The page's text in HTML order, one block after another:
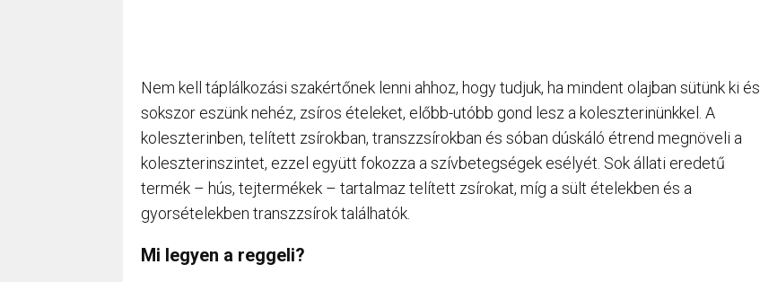
Nem kell táplálkozási szakértőnek lenni ahhoz, hogy tudjuk, ha mindent olajban sütünk ki és
sokszor eszünk nehéz, zsíros ételeket, előbb-utóbb gond lesz a koleszterinünkkel. A
koleszterinben, telített zsírokban, transzzsírokban és sóban dúskáló étrend megnöveli a
koleszterinszintet, ezzel együtt fokozza a szívbetegségek esélyét. Sok állati eredetű
termék – hús, tejtermékek – tartalmaz telített zsírokat, míg a sült ételekben és a
gyorsételekben transzzsírok találhatók.
Mi legyen a reggeli?